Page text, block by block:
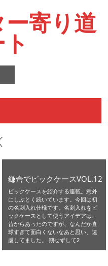
寄り道
鎌倉でピックケースVOL.12
ピックケースを紹介する連載。意外
にしぶとく続いています。今回は初
の名刺入れ仕様です。名刺入れをピ
ックケースとして使うアイデアは、
昔からあったのですが、なんだか直
球すぎて面白くないなあと思い、遠
慮してました。 期せずして2